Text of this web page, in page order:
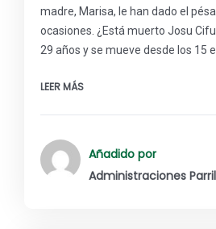
madre, Marisa, le han dado el
ocasiones. ¿Está muerto Josu
29 años y se mueve desde los 15
LEER MÁS
Añadido por
Administraciones